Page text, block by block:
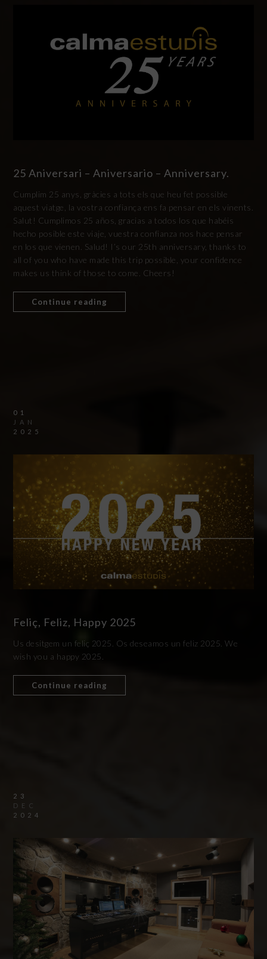
25 Aniversari – Aniversario – Anniversary.
Cumplim 25 anys, gràcies a tots els que heu fet possible
aquest viatge, la vostra confiança ens fa pensar en els vinents.
Salut! Cumplimos 25 años, gracias a todos los que habéis
hecho posible este viaje, vuestra confianza nos hace pensar
en los que vienen. Salud! I’s our 25th anniversary, thanks to
all of you who have made this trip possible, your confidence
makes us think of those to come. Cheers!
Continue reading
01
JAN
2025
Feliç, Feliz, Happy 2025
Us desitgem un feliç 2025. Os deseamos un feliz 2025. We
wish you a happy 2025.
Continue reading
23
DEC
2024